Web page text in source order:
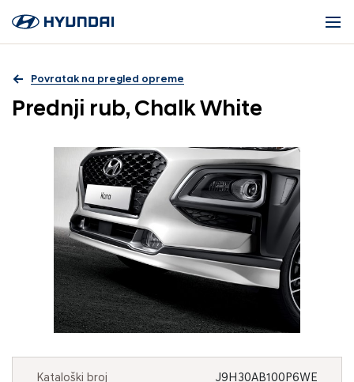
Povratak na pregled opreme
Prednji rub, Chalk White
Kataloški broj J9H30AB100P6WE